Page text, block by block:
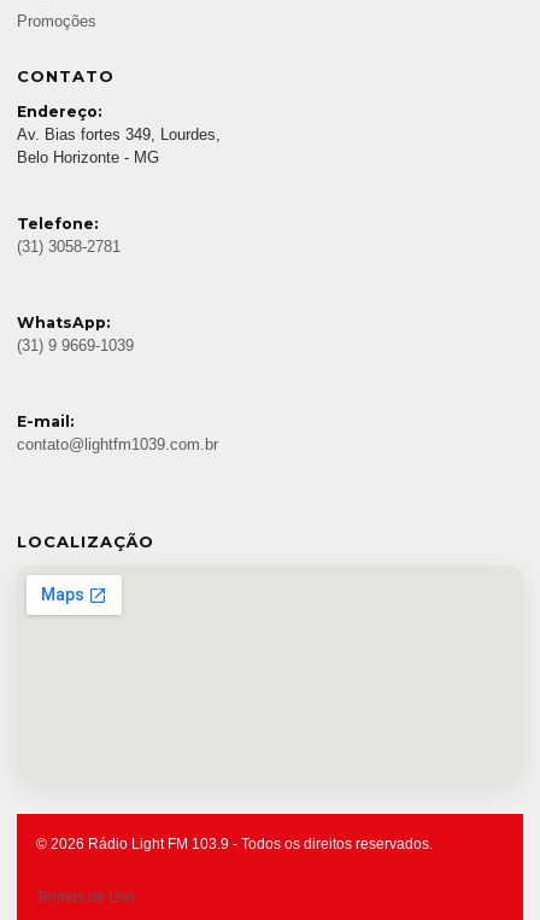
Promoções
CONTATO
Endereço:
Av. Bias fortes 349, Lourdes,
Belo Horizonte - MG
Telefone:
(31) 3058-2781
WhatsApp:
(31) 9 9669-1039
E-mail:
contato@lightfm1039.com.br
LOCALIZAÇÃO
© 2026 Rádio Light FM 103.9 - Todos os direitos reservados.
Termos de Uso